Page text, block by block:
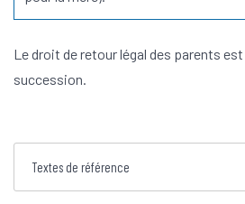
Le droit de retour légal des parents est
succession.
Textes de référence